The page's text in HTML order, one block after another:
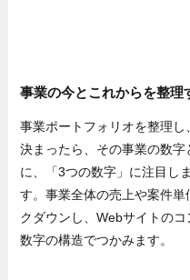
事業の今とこれからを整理
事業ポートフォリオを整理
決まったら、その事業の数
に、「3つの数字」に注目し
す。事業全体の売上や案件
クダウンし、Webサイトのコ
数字の構造でつかみます。